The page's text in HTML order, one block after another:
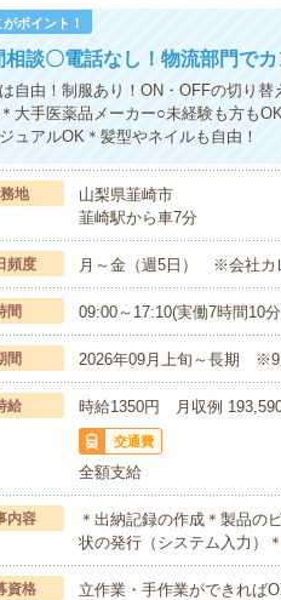
がポイント！
相談〇電話なし！物流部門で
自由！制服あり！ON・OFFの切り
大手医薬品メーカー○未経験も方も
ュアルOK＊髪型やネイルも自由！
地
山梨県韮崎市
韮崎駅から車7分
頻度 月～金（週5日） ※会社カ
間 09:00～17:10(実働7時間
間 2026年09月上旬～長期 ※9
給 時給1350円 月収例
交通費
全額支給
内容
＊出納記録の作成＊製品の
状の発行（システム入力）
資格 立作業・手作業ができれば